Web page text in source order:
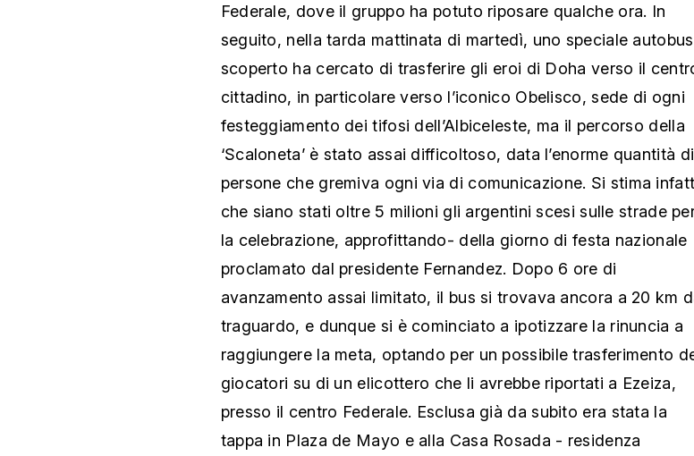
Federale, dove il gruppo ha potuto riposare qualche ora. In
seguito, nella tarda mattinata di martedì, uno speciale autobus
scoperto ha cercato di trasferire gli eroi di Doha verso il
cittadino, in particolare verso l’iconico Obelisco, sede di ogni
festeggiamento dei tifosi dell’Albiceleste, ma il percorso della
‘Scaloneta’ è stato assai difficoltoso, data l’enorme quantità di
persone che gremiva ogni via di comunicazione. Si stima
che siano stati oltre 5 milioni gli argentini scesi sulle strade
la celebrazione, approfittando- della giorno di festa nazionale
proclamato dal presidente Fernandez. Dopo 6 ore di
avanzamento assai limitato, il bus si trovava ancora a 20 km
traguardo, e dunque si è cominciato a ipotizzare la rinuncia a
raggiungere la meta, optando per un possibile trasferimento
giocatori su di un elicottero che li avrebbe riportati a Ezeiza,
presso il centro Federale. Esclusa già da subito era stata la
tappa in Plaza de Mayo e alla Casa Rosada - residenza